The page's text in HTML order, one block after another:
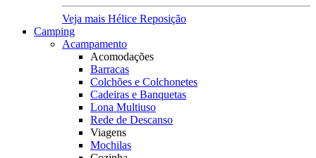
Veja mais Hélice Reposição
Camping
Acampamento
Acomodações
Barracas
Colchões e Colchonetes
Cadeiras e Banquetas
Lona Multiuso
Rede de Descanso
Viagens
Mochilas